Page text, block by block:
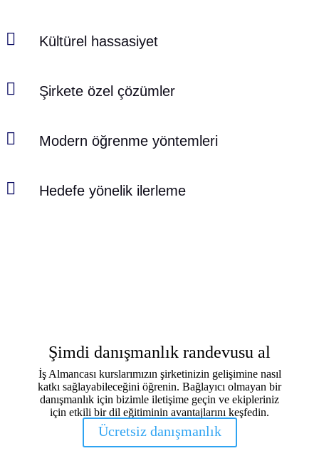
 Kültürel hassasiyet
 Şirkete özel çözümler
 Modern öğrenme yöntemleri
 Hedefe yönelik ilerleme
Şimdi danışmanlık randevusu al
İş Almancası kurslarımızın şirketinizin gelişimine nasıl
katkı sağlayabileceğini öğrenin. Bağlayıcı olmayan bir
danışmanlık için bizimle iletişime geçin ve ekipleriniz
için etkili bir dil eğitiminin avantajlarını keşfedin.
Ücretsiz danışmanlık